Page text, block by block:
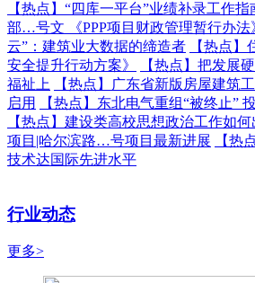
【热点】 “四库一平台”业绩补录工作指
部…号文 《PPP项目财政管理暂行办法
云”：建筑业大数据的缔造者
【热点】
安全提升行动方案》
【热点】 把发展
福祉上
【热点】
广东省新版房屋建筑
启用
【热点】 东北电气重组“被终止”
【热点】 建设类高校思想政治工作如何
项目|哈尔滨路…号项目最新进展
【热
技术达国际先进水平
行业动态
更多>